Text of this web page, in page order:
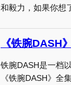
和毅力，如果你想
铁腕DASH是一档
《铁腕DASH》